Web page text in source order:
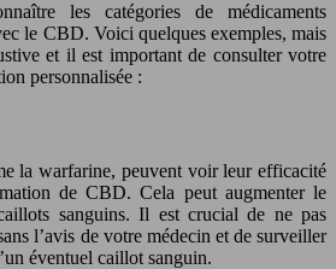
les catégories de médicaments
le CBD. Voici quelques exemples, mais
et il est important de consulter votre
personnalisée :
la warfarine, peuvent voir leur efficacité
de CBD. Cela peut augmenter le
sanguins. Il est crucial de ne pas
l’avis de votre médecin et de surveiller
éventuel caillot sanguin.